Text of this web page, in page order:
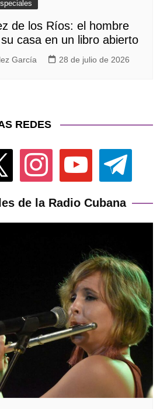
de los Ríos: el hombre
casa en un libro abierto
García 28 de julio de 2026
REDES
instagram youtube telegram
de la Radio Cubana